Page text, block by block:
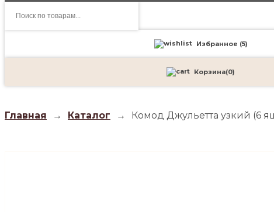
товаров
Избранное (5)
Корзина(0)
Главная → Каталог → Комод Джульетта узкий (6